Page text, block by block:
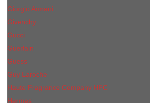
Giorgio Armani
Givenchy
Gucci
Guerlain
Guess
Guy Laroche
Haute Fragrance Company HFC
Hermes